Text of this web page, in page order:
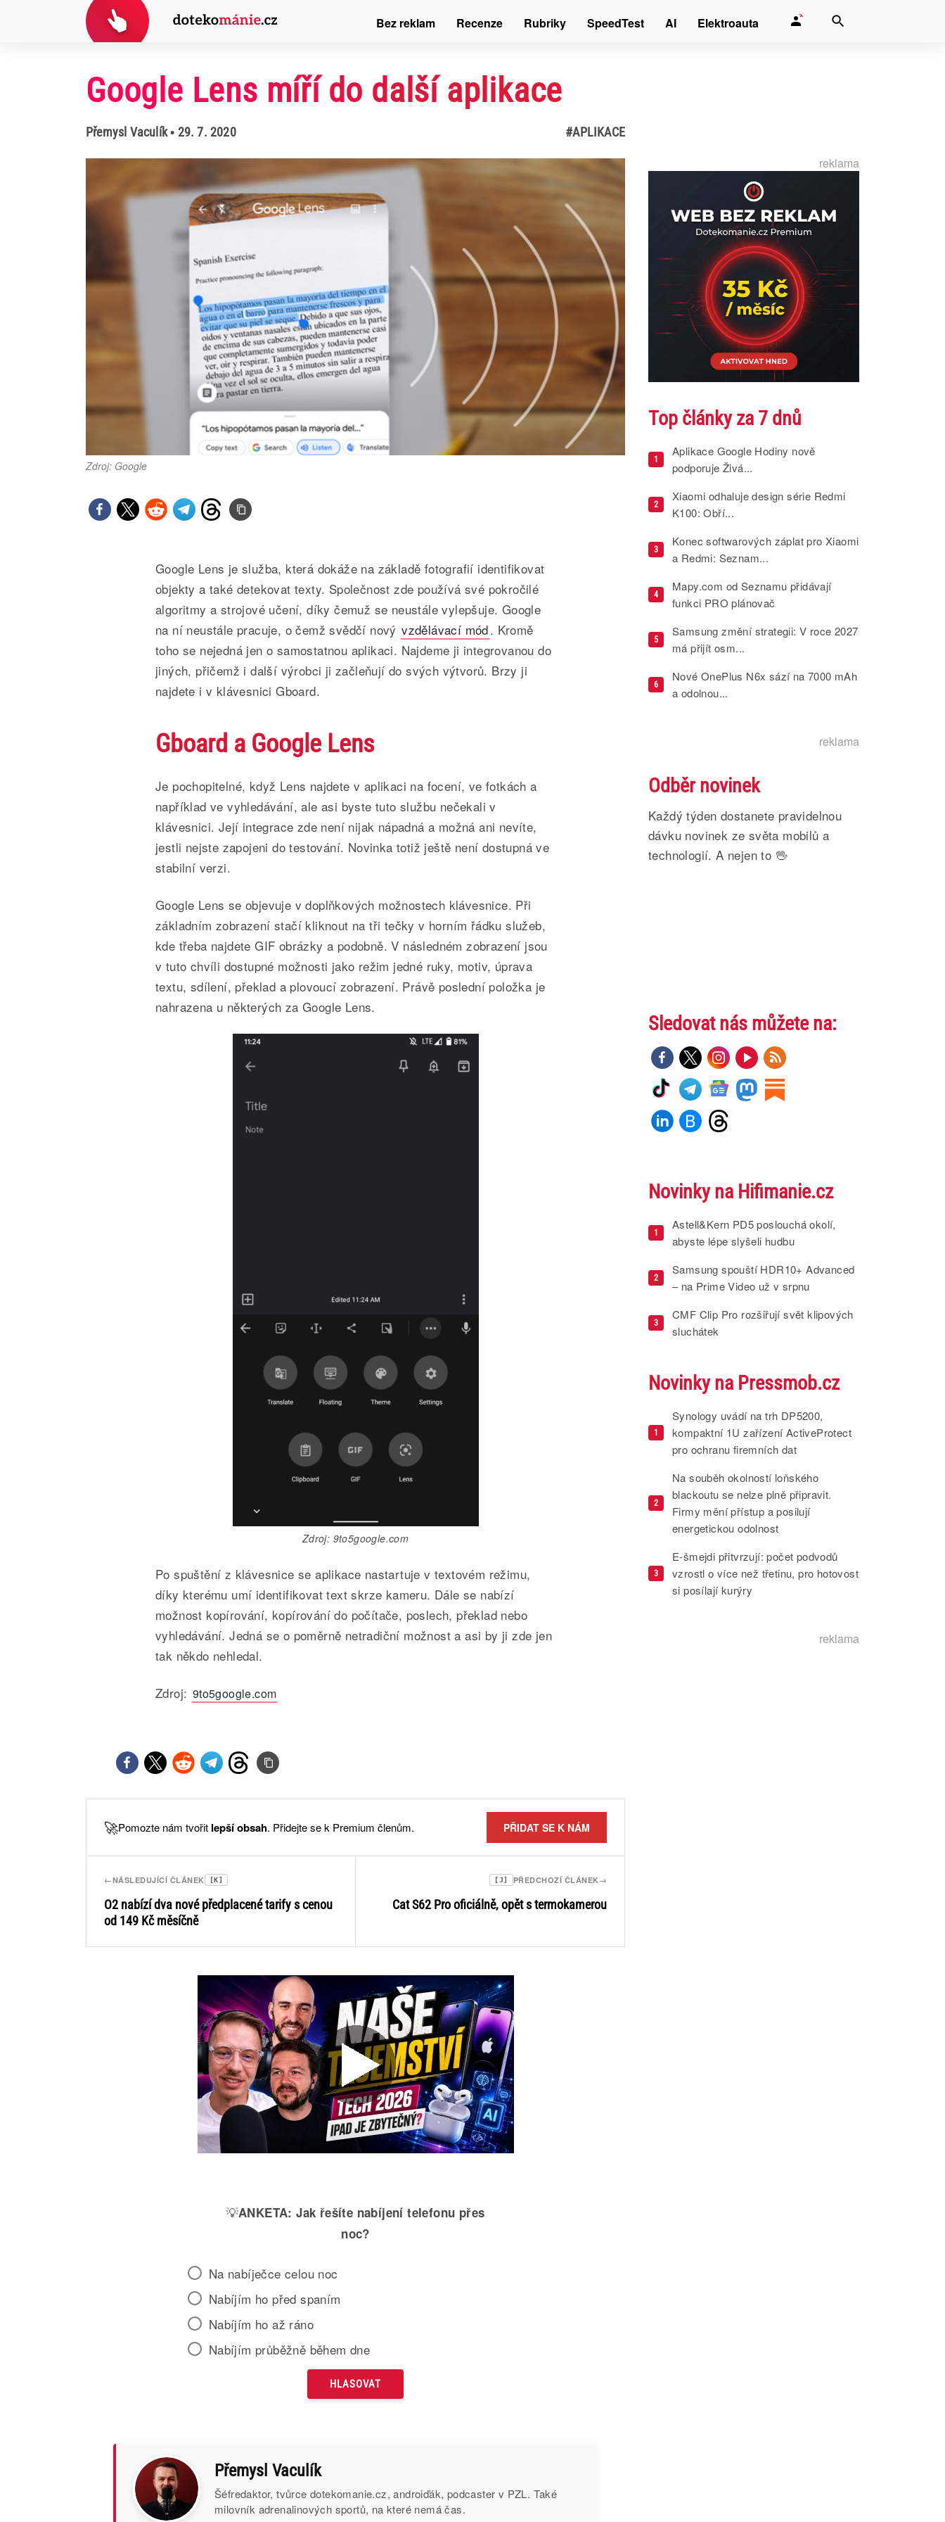
Google Lens míří do další aplikace
Přemysl Vaculík• 29. 7. 2020 #APLIKACE
Zdroj: Google
Google Lens je služba, která dokáže na základě fotografií identifikovat
objekty a také detekovat texty. Společnost zde používá své pokročilé
algoritmy a strojové učení, díky čemuž se neustále vylepšuje. Google
na ní neustále pracuje, o čemž svědčí nový vzdělávací mód. Kromě
toho se nejedná jen o samostatnou aplikaci. Najdeme ji integrovanou do
jiných, přičemž i další výrobci ji začleňují do svých výtvorů. Brzy ji
najdete i v klávesnici Gboard.
Gboard a Google Lens
Je pochopitelné, když Lens najdete v aplikaci na focení, ve fotkách a
například ve vyhledávání, ale asi byste tuto službu nečekali v
klávesnici. Její integrace zde není nijak nápadná a možná ani nevíte,
jestli nejste zapojeni do testování. Novinka totiž ještě není dostupná ve
stabilní verzi.
Google Lens se objevuje v doplňkových možnostech klávesnice. Při
základním zobrazení stačí kliknout na tři tečky v horním řádku služeb,
kde třeba najdete GIF obrázky a podobně. V následném zobrazení jsou
v tuto chvíli dostupné možnosti jako režim jedné ruky, motiv, úprava
textu, sdílení, překlad a plovoucí zobrazení. Právě poslední položka je
nahrazena u některých za Google Lens.
Zdroj: 9to5google.com
Po spuštění z klávesnice se aplikace nastartuje v textovém režimu,
díky kterému umí identifikovat text skrze kameru. Dále se nabízí
možnost kopírování, kopírování do počítače, poslech, překlad nebo
vyhledávání. Jedná se o poměrně netradiční možnost a asi by ji zde jen
tak někdo nehledal.
Zdroj: 9to5google.com
🚀Pomozte nám tvořit lepší obsah. Přidejte se k Premium členům. PŘIDAT SE K NÁM
←NÁSLEDUJÍCÍ ČLÁNEK [K]
O2 nabízí dva nové předplacené tarify s cenou
od 149 Kč měsíčně
→
PŘEDCHOZÍ ČLÁNEK
[J]
Cat S62 Pro oficiálně, opět s termokamerou
💡ANKETA: Jak řešíte nabíjení telefonu přes
noc?
Na nabíječce celou noc
Nabíjím ho před spaním
Nabíjím ho až ráno
Nabíjím průběžně během dne
Přemysl Vaculík
Šéfredaktor, tvůrce dotekomanie.cz, androiďák, podcaster v PZL. Také
milovník adrenalinových sportů, na které nemá čas.
reklama
Top články za 7 dnů
1
Aplikace Google Hodiny nově
podporuje Živá...
2
Xiaomi odhaluje design série Redmi
K100: Obří...
3
Konec softwarových záplat pro Xiaomi
a Redmi: Seznam...
4
Mapy.com od Seznamu přidávají
funkci PRO plánovač
5
Samsung změní strategii: V roce 2027
má přijít osm...
6
Nové OnePlus N6x sází na 7000 mAh
a odolnou...
reklama
Odběr novinek
Každý týden dostanete pravidelnou
dávku novinek ze světa mobilů a
technologií. A nejen to 🖖
Sledovat nás můžete na:
Novinky na Hifimanie.cz
1
Astell&Kern PD5 poslouchá okolí,
abyste lépe slyšeli hudbu
2
Samsung spouští HDR10+ Advanced
– na Prime Video už v srpnu
3
CMF Clip Pro rozšiřují svět klipových
sluchátek
Novinky na Pressmob.cz
1
Synology uvádí na trh DP5200,
kompaktní 1U zařízení ActiveProtect
pro ochranu firemních dat
2
Na souběh okolností loňského
blackoutu se nelze plně připravit.
Firmy mění přístup a posilují
energetickou odolnost
3
E-šmejdi přitvrzují: počet podvodů
vzrostl o více než třetinu, pro hotovost
si posílají kurýry
reklama
Bez reklam Recenze Rubriky SpeedTest AI Elektroauta